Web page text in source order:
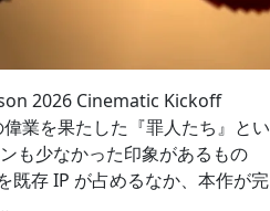
2026 Cinematic Kickoff
業を果たした『罪人たち』とい
も少なかった印象があるもの
既存 IP が占めるなか、本作が完